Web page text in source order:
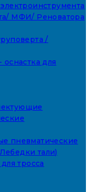
МФИ/ Реноватора
/
для
пневматические
тали)
тросса